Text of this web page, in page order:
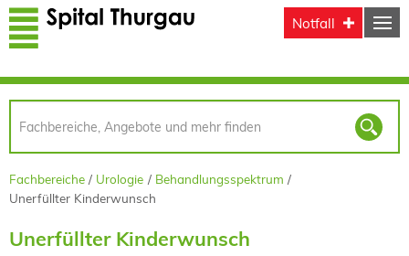
Direkt zum Inhalt
Notfall
Fachbereiche Urologie
Behandlungsspektrum
Unerfüllter Kinderwunsch
Unerfüllter Kinderwunsch